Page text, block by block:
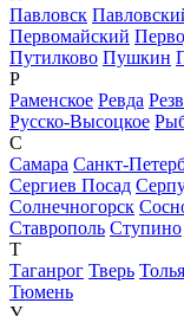
Павловск
Первомайский
Путилково Пушкин
Р
Раменское Ревда
Русско-Высоцкое
С
Самара Санкт-
Сергиев Посад
Солнечногорск
Ставрополь Ступино
Т
Таганрог Тверь
Тюмень